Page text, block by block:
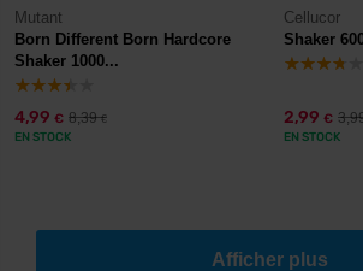
Mutant
Born Different Born Hardcore
Shaker 1000...
4,99 € 8,39€
EN STOCK
Cellucor
Shaker
2,99 €
EN STOCK
Afficher plus